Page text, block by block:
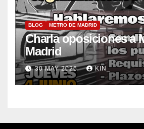
BLOG METRO DE MADRID
Charla oposiciones a
Madrid
30 MAY 2026 KIN_